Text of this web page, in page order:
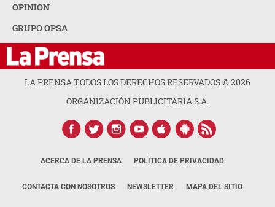
OPINION
GRUPO OPSA
LA PRENSA TODOS LOS DERECHOS RESERVADOS ©2026
ORGANIZACIÓN PUBLICITARIA S.A.
ACERCA DE LA PRENSA POLÍTICA DE PRIVACIDAD
CONTACTA CON NOSOTROS NEWSLETTER MAPA DEL SITIO